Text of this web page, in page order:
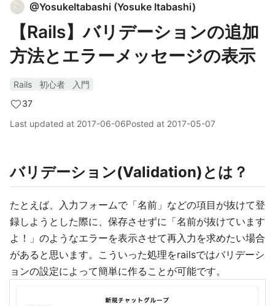
@YosukeItabashi (Yosuke Itabashi)
【Rails】バリデーションの追加
方法とエラーメッセージの表示
Rails 初心者
入門
37
Last updated at 2017-06-06Posted at 2017-05-07
バリデーション(Validation)とは？
たとえば、入力フォームで「名前」などの項目が抜けて登
録しようとした際に、保存させずに「名前が抜けています
よ！」のようなエラーを表示させて再入力を求めたい場合
があると思います。こういった処理をrailsではバリデーシ
ョンの設定によって簡単に作ることが可能です。